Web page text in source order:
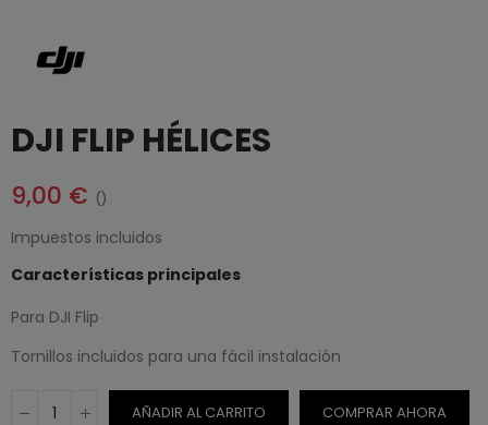
DJI FLIP HÉLICES
9,00 € ()
Impuestos incluidos
Características principales
Para DJI Flip
Tornillos incluidos para una fácil instalación
AÑADIR AL CARRITO COMPRAR AHORA